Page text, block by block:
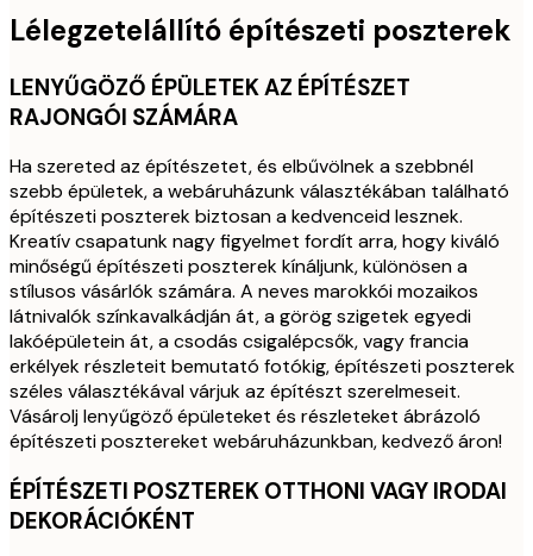
Lélegzetelállító építészeti poszterek
LENYŰGÖZŐ ÉPÜLETEK AZ ÉPÍTÉSZET
RAJONGÓI SZÁMÁRA
Ha szereted az építészetet, és elbűvölnek a szebbnél
szebb épületek, a webáruházunk választékában található
építészeti poszterek biztosan a kedvenceid lesznek.
Kreatív csapatunk nagy figyelmet fordít arra, hogy kiváló
minőségű építészeti poszterek kínáljunk, különösen a
stílusos vásárlók számára. A neves marokkói mozaikos
látnivalók színkavalkádján át, a görög szigetek egyedi
lakóépületein át, a csodás csigalépcsők, vagy francia
erkélyek részleteit bemutató fotókig, építészeti poszterek
széles választékával várjuk az építészt szerelmeseit.
Vásárolj lenyűgöző épületeket és részleteket ábrázoló
építészeti posztereket webáruházunkban, kedvező áron!
ÉPÍTÉSZETI POSZTEREK OTTHONI VAGY IRODAI
DEKORÁCIÓKÉNT